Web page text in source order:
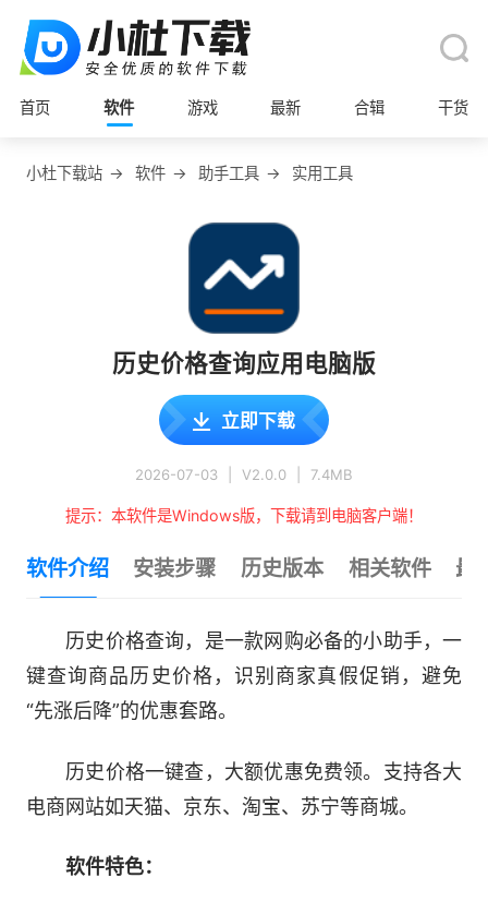
首页 软件 游戏 最新 合辑 干货
小杜下载站 → 软件 → 助手工具 → 实用工具
历史价格查询应用电脑版
立即下载
2026-07-03 V2.0.0 7.4MB
提示：本软件是Windows版，下载请到电脑客户端！
软件介绍 安装步骤 历史版本 相关软件 最
历史价格查询，是一款网购必备的小助手，一
键查询商品历史价格，识别商家真假促销，避免
“先涨后降”的优惠套路。
历史价格一键查，大额优惠免费领。支持各大
电商网站如天猫、京东、淘宝、苏宁等商城。
软件特色：